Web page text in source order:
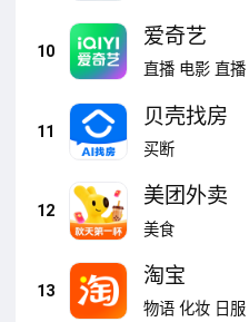
10
爱奇艺
直播 电影 直播
11
贝壳找房
买断
12
美团外卖
美食
13
淘宝
物语 化妆 日服